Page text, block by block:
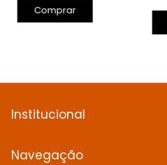
Comprar
Institucional
Navegação